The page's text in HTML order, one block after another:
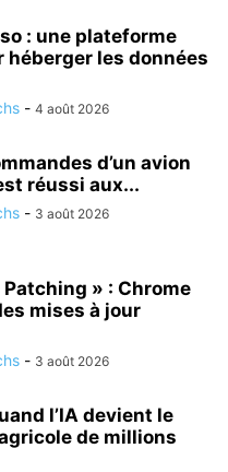
: une plateforme
héberger les données
- 4 août 2026
d’un avion
réussi aux...
- 3 août 2026
» : Chrome
mises à jour
- 3 août 2026
l’IA devient le
de millions